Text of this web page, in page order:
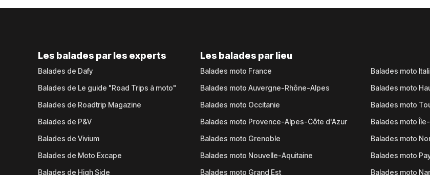
Les balades par les experts
Balades de Dafy
Balades de Le guide "Road Trips à moto"
Balades de Roadtrip Magazine
Balades de P&V
Balades de Vivium
Balades de Moto Excape
Balades de High Side
Les balades par lieu
Balades moto France
Balades moto Auvergne-Rhône-Alpes
Balades moto Occitanie
Balades moto Provence-Alpes-Côte d'Azur
Balades moto Grenoble
Balades moto Nouvelle-Aquitaine
Balades moto Grand Est
Balades moto
Balades moto
Balades moto
Balades moto
Balades moto
Balades moto
Balades moto